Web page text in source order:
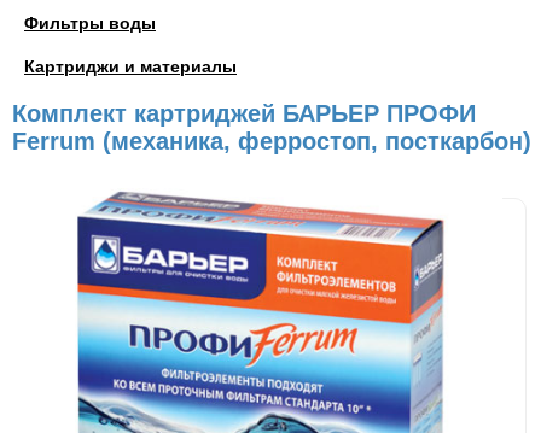
Фильтры воды
Картриджи и материалы
Комплект картриджей БАРЬЕР ПРОФИ
Ferrum (механика, ферростоп, посткарбон)